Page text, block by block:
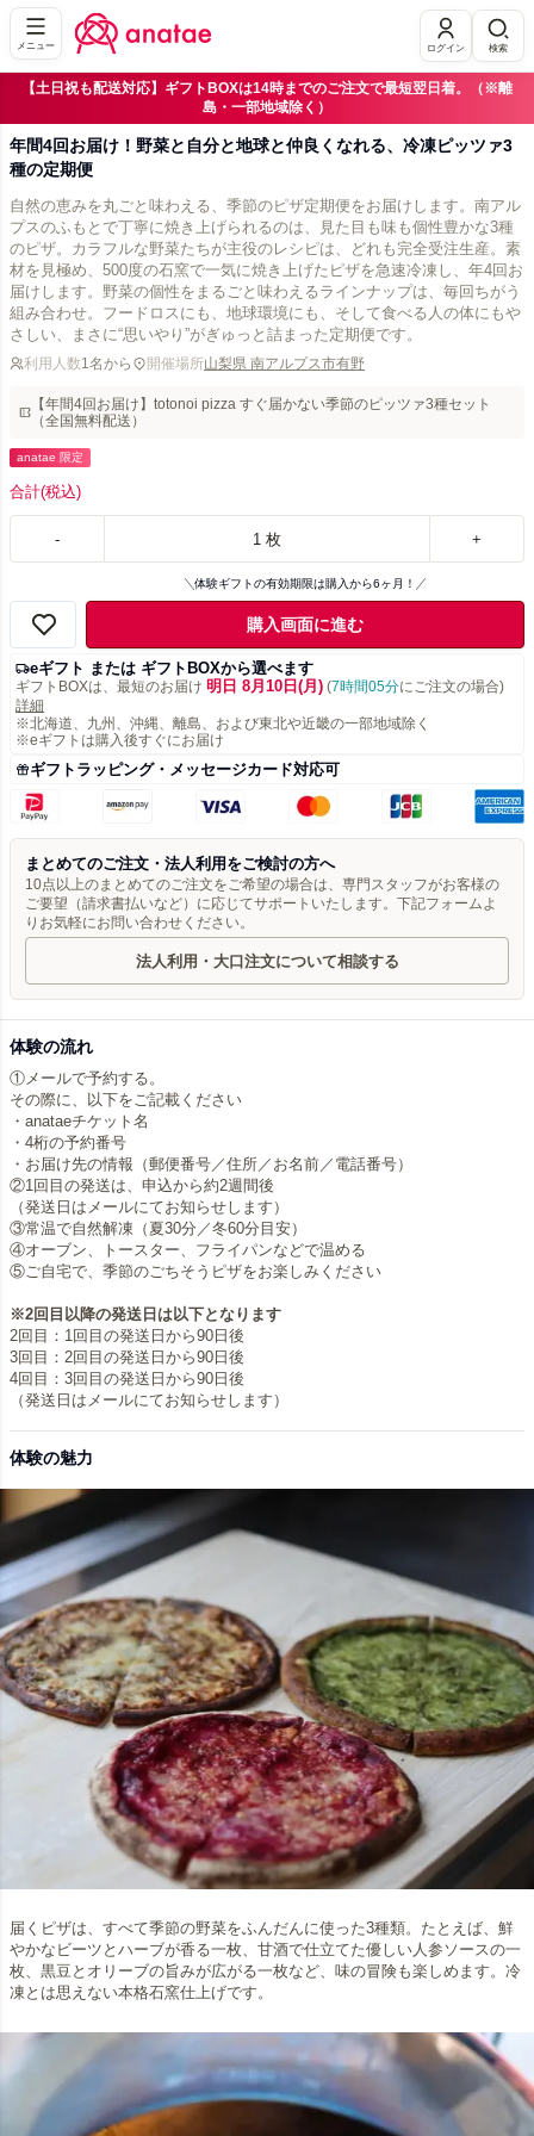
メニュー ログイン 検索
【土日祝も配送対応】ギフトBOXは14時までのご注文で最短翌日着。（※離
島・一部地域除く）
年間4回お届け！野菜と自分と地球と仲良くなれる、冷凍ピッツァ3
種の定期便
自然の恵みを丸ごと味わえる、季節のピザ定期便をお届けします。南アル
プスのふもとで丁寧に焼き上げられるのは、見た目も味も個性豊かな3種
のピザ。カラフルな野菜たちが主役のレシピは、どれも完全受注生産。素
材を見極め、500度の石窯で一気に焼き上げたピザを急速冷凍し、年4回お
届けします。野菜の個性をまるごと味わえるラインナップは、毎回ちがう
組み合わせ。フードロスにも、地球環境にも、そして食べる人の体にもや
さしい、まさに“思いやり”がぎゅっと詰まった定期便です。
利用人数1名から 開催場所山梨県 南アルプス市有野
【年間4回お届け】totonoi pizza すぐ届かない季節のピッツァ3種セット
（全国無料配送）
anatae 限定
合計(税込)
- 1 枚 +
体験ギフトの有効期限は購入から6ヶ月！
購入画面に進む
eギフト または ギフトBOXから選べます
ギフトBOXは、最短のお届け 明日 8月10日(月) (7時間05分にご注文の場合)
詳細
※北海道、九州、沖縄、離島、および東北や近畿の一部地域除く
※eギフトは購入後すぐにお届け
ギフトラッピング・メッセージカード対応可
まとめてのご注文・法人利用をご検討の方へ
10点以上のまとめてのご注文をご希望の場合は、専門スタッフがお客様の
ご要望（請求書払いなど）に応じてサポートいたします。下記フォームよ
りお気軽にお問い合わせください。
法人利用・大口注文について相談する
体験の流れ
①メールで予約する。
その際に、以下をご記載ください
・anataeチケット名
・4桁の予約番号
・お届け先の情報（郵便番号／住所／お名前／電話番号）
②1回目の発送は、申込から約2週間後
（発送日はメールにてお知らせします）
③常温で自然解凍（夏30分／冬60分目安）
④オーブン、トースター、フライパンなどで温める
⑤ご自宅で、季節のごちそうピザをお楽しみください
※2回目以降の発送日は以下となります
2回目：1回目の発送日から90日後
3回目：2回目の発送日から90日後
4回目：3回目の発送日から90日後
（発送日はメールにてお知らせします）
体験の魅力
届くピザは、すべて季節の野菜をふんだんに使った3種類。たとえば、鮮
やかなビーツとハーブが香る一枚、甘酒で仕立てた優しい人参ソースの一
枚、黒豆とオリーブの旨みが広がる一枚など、味の冒険も楽しめます。冷
凍とは思えない本格石窯仕上げです。